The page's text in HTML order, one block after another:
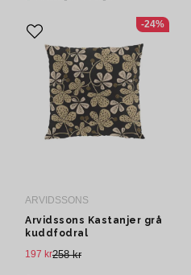
ARVIDSSONS
Arvidssons Kastanjer grå
kuddfodral
258 kr
197 kr
-24%